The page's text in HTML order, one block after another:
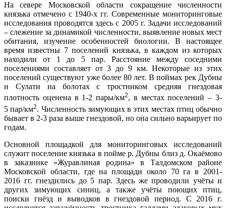
На севере Московской области сокращение численности
князька отмечено с 1940-х гг. Современные мониторинговые
исследования проводятся здесь с 2005 г. Задачи исследований
– слежение за динамикой численности, выявление новых мест
обитания, изучение особенностей биологии. В настоящее
время известны 7 поселений князька, в каждом из которых
находили от 1 до 5 пар. Расстояние между соседними
поселениями составляет от 3 до 9 км. Некоторые из этих
поселений существуют уже более 80 лет. В поймах рек Дубны
и Сулати на болотах с тростником средняя гнездовая
плотность оценена в 1-2 пары/км2, в местах поселений – 3-
5 пар/км2. Численность зимующих в этих местах птиц обычно
бывает в 2-3 раза выше гнездовой, но она сильно варьирует по
годам.
Основной площадкой для мониторинговых исследований
служит поселение князька в пойме р. Дубны близ д. Окаёмово
в заказнике «Журавлиная родина» в Талдомском районе
Московской области, где на площади около 70 га в 2001-
2016 гг. гнездились до 5 пар. Здесь же проводили учёты и
других зимующих синиц, а также учёты поющих птиц,
поиски гнёзд и выводков в гнездовой период. С 2016 г.